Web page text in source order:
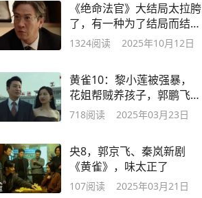
《绝命法官》大结局太拉胯
了，有一种为了结局而结局
的意思
1324阅读 2025年10月12日
黄雀10：黎小莲被强暴，
花姐帮贼养孩子，郭鹏飞
摸到眼角膜的消息
718阅读 2025年03月23日
央8，郭京飞、秦岚新剧
《黄雀》，味太正了
107阅读 2025年03月21日